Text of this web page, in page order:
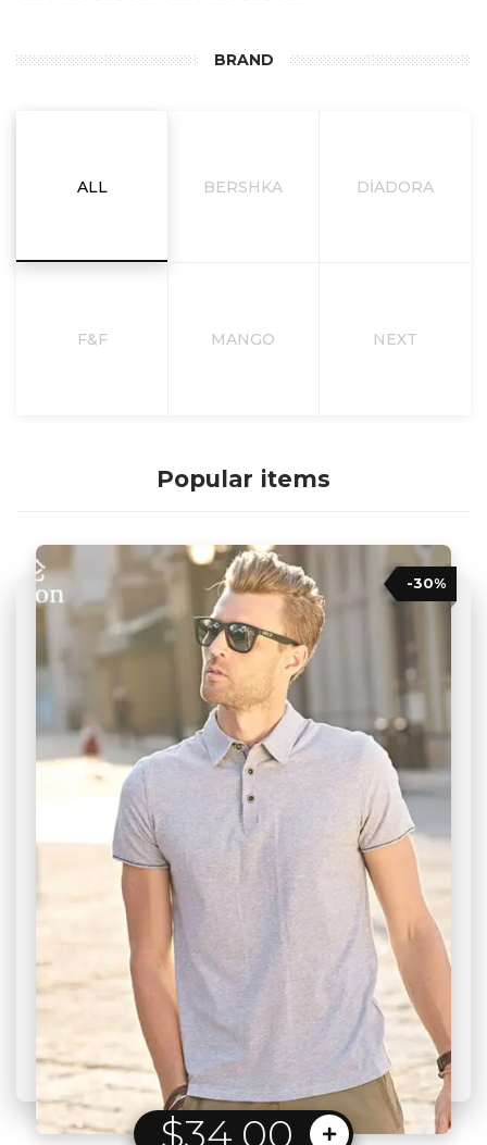
BRAND
ALL BERSHKA DIADORA
F&F MANGO NEXT
Popular items
-20%
$
120.00
$
98.00
-30%
$34.00 $
26.00
$
20.00
$
35.00